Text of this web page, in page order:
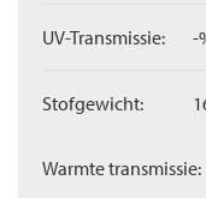
UV-Transmissie: -
Stofgewicht:
Warmte transmissie: